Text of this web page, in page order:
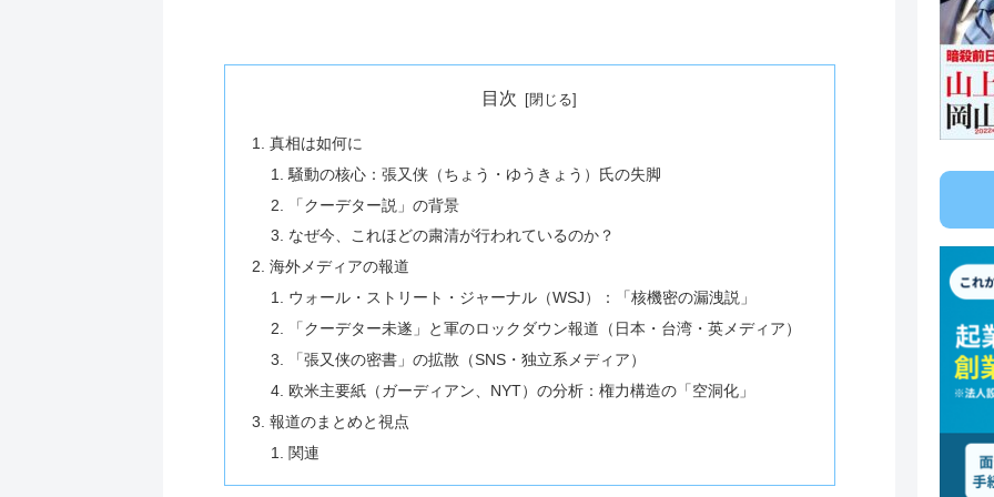
目次
真相は如何に
騒動の核心：張又侠（ちょう・ゆうきょう）氏の失脚
「クーデター説」の背景
なぜ今、これほどの粛清が行われているのか？
海外メディアの報道
ウォール・ストリート・ジャーナル（WSJ）：「核機密の漏洩説」
「クーデター未遂」と軍のロックダウン報道（日本・台湾・英メディア）
「張又侠の密書」の拡散（SNS・独立系メディア）
欧米主要紙（ガーディアン、NYT）の分析：権力構造の「空洞化」
報道のまとめと視点
関連